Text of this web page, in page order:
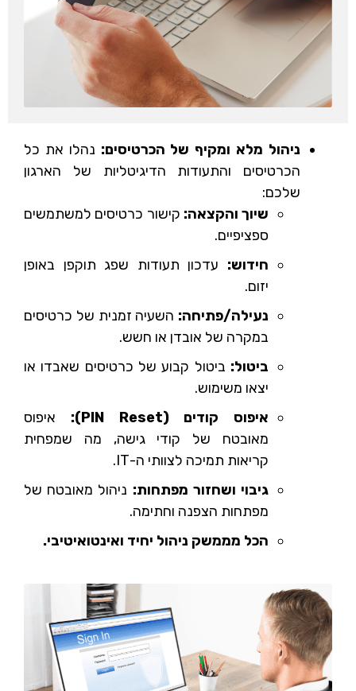
ניהול מלא ומקיף של הכרטיסים: נהלו את כל
הכרטיסים והתעודות הדיגיטליות של הארגון
שלכם:
שיוך והקצאה: קישור כרטיסים למשתמשים
ספציפיים.
חידוש: עדכון תעודות שפג תוקפן באופן
יזום.
נעילה/פתיחה: השעיה זמנית של כרטיסים
במקרה של אובדן או חשש.
ביטול: ביטול קבוע של כרטיסים שאבדו או
יצאו משימוש.
איפוס קודים (PIN Reset
): איפוס
מאובטח של קודי גישה, מה שמפחית
קריאות תמיכה לצוותי ה-IT.
גיבוי ושחזור מפתחות: ניהול מאובטח של
מפתחות הצפנה וחתימה.
הכל מממשק ניהול יחיד ואינטואיטיבי.